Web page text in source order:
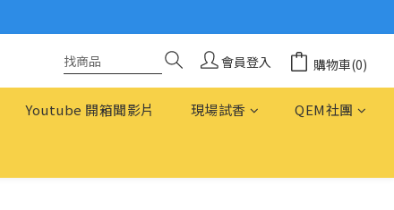
會員登入 購物車(0)
Youtube 開箱聞影片 現場試香 QEM社團